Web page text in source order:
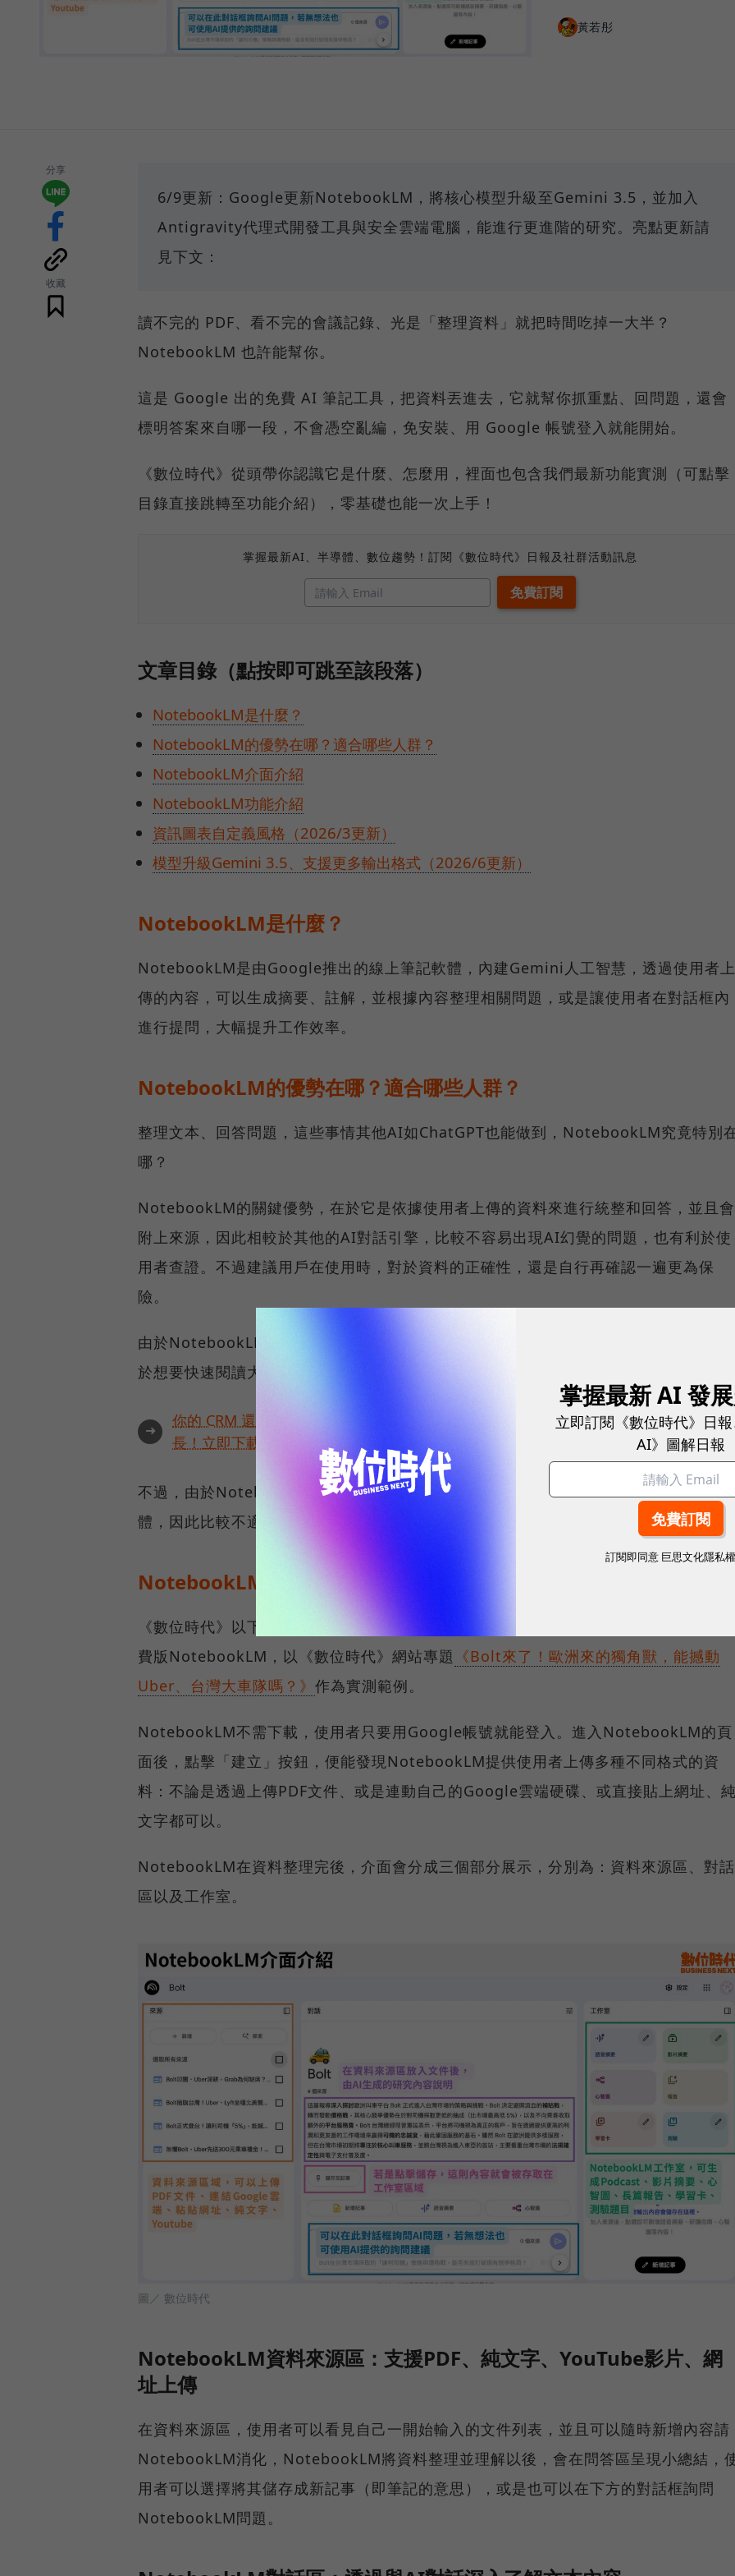
黃若彤
分享
收藏
6/9更新：Google更新NotebookLM，將核心模型升級至Gemini 3.5，並加入
Antigravity代理式開發工具與安全雲端電腦，能進行更進階的研究。亮點更新請
見下文：
讀不完的 PDF、看不完的會議記錄、光是「整理資料」就把時間吃掉一大半？
NotebookLM 也許能幫你。
這是 Google 出的免費 AI 筆記工具，把資料丟進去，它就幫你抓重點、回問題，還會
標明答案來自哪一段，不會憑空亂編，免安裝、用 Google 帳號登入就能開始。
《數位時代》從頭帶你認識它是什麼、怎麼用，裡面也包含我們最新功能實測（可點擊
目錄直接跳轉至功能介紹），零基礎也能一次上手！
掌握最新AI、半導體、數位趨勢！訂閱《數位時代》日報及社群活動訊息
文章目錄（點按即可跳至該段落）
NotebookLM是什麼？
NotebookLM的優勢在哪？適合哪些人群？
NotebookLM介面介紹
NotebookLM功能介紹
資訊圖表自定義風格（2026/3更新）
模型升級Gemini 3.5、支援更多輸出格式（2026/6更新）
NotebookLM是什麼？
NotebookLM是由Google推出的線上筆記軟體，內建Gemini人工智慧，透過使用者上
傳的內容，可以生成摘要、註解，並根據內容整理相關問題，或是讓使用者在對話框內
進行提問，大幅提升工作效率。
NotebookLM的優勢在哪？適合哪些人群？
整理文本、回答問題，這些事情其他AI如ChatGPT也能做到，NotebookLM究竟特別
哪？
NotebookLM的關鍵優勢，在於它是依據使用者上傳的資料來進行統整和回答，並且會
附上來源，因此相較於其他的AI對話引擎，比較不容易出現AI幻覺的問題，也有利於使
用者查證。不過建議用戶在使用時，對於資料的正確性，還是自行再確認一遍更為保
險。
由於NotebookLM能依據文章內容如實做整理和回答，加上操作介面簡單和好上手，對
於想要快速閱讀大量文本或是做資料研究的人群來說，是非常實用的AI工具。
➜
你的 CRM 還只能用一半？好工具不僅能幫你管理客戶，還會決定企業能不能持續成
長！立即下載成功案例🏅
不過，由於NotebookLM是一款「匯整資料後，再轉換成易於理解的內容」的筆記型軟
體，因此比較不適合想要進行創意類工作的人群哦！
NotebookLM介面介紹
《數位時代》以下整理NotebookLM的使用方式供讀者參考，本次實測教學採用的是免
費版NotebookLM，以《數位時代》網站專題 《Bolt來了！歐洲來的獨角獸，能撼動
Uber、台灣大車隊嗎？》 作為實測範例。
NotebookLM不需下載，使用者只要用Google帳號就能登入。進入NotebookLM的頁
面後，點擊「建立」按鈕，便能發現NotebookLM提供使用者上傳多種不同格式的資
料：不論是透過上傳PDF文件、或是連動自己的Google雲端硬碟、或直接貼上網址、
文字都可以。
NotebookLM在資料整理完後，介面會分成三個部分展示，分別為：資料來源區、對話
區以及工作室。
圖／ 數位時代
NotebookLM資料來源區：支援PDF、純文字、YouTube影片、網
址上傳
在資料來源區，使用者可以看見自己一開始輸入的文件列表，並且可以隨時新增內容請
NotebookLM消化，NotebookLM將資料整理並理解以後，會在問答區呈現小總結，
用者可以選擇將其儲存成新記事（即筆記的意思），或是也可以在下方的對話框詢問
NotebookLM問題。
掌握最新 AI 發
立即訂閱《數位時代》日
AI》圖解日報
訂閱即同意 巨思文化隱私